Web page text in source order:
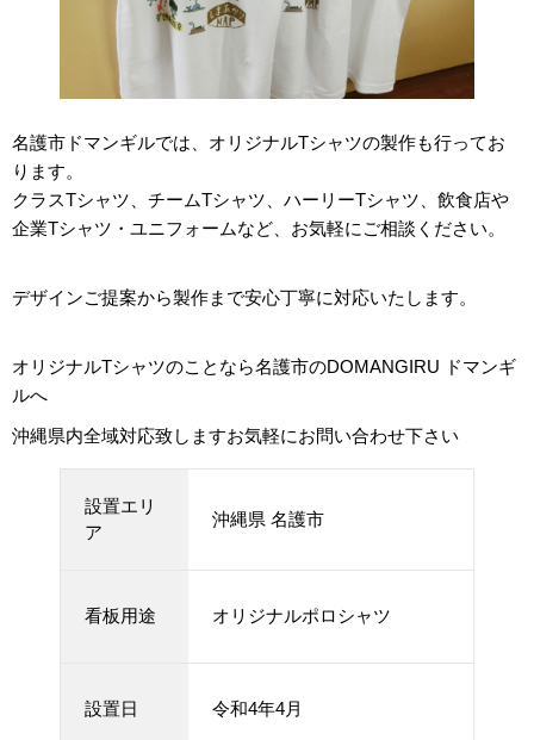
名護市ドマンギルでは、オリジナルTシャツの製作も行ってお
ります。
クラスTシャツ、チームTシャツ、ハーリーTシャツ、飲食店や
企業Tシャツ・ユニフォームなど、お気軽にご相談ください。
デザインご提案から製作まで安心丁寧に対応いたします。
オリジナルTシャツのことなら名護市のDOMANGIRU ドマンギ
ルへ
沖縄県内全域対応致しますお気軽にお問い合わせ下さい
設置エリ
ア
沖縄県 名護市
看板用途 オリジナルポロシャツ
設置日 令和4年4月